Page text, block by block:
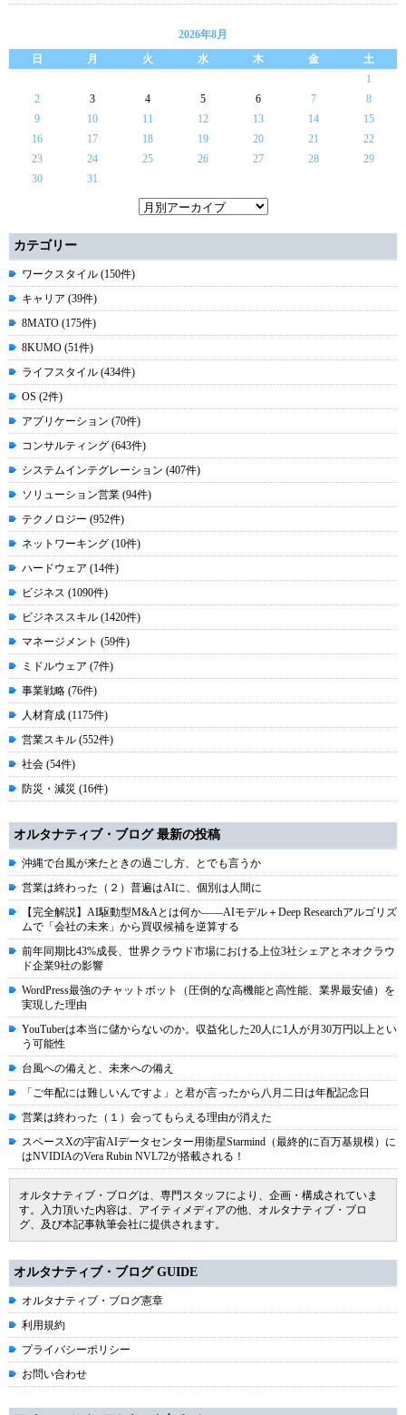
2026年8月
日
月 火 水 木 金
土
1
2
3 4 5 6 7
8
9
10 11 12 13 14
15
16
17 18 19 20 21
22
23
24 25 26 27 28
29
30
31
カテゴリー
ワークスタイル (150件)
キャリア (39件)
8MATO (175件)
8KUMO (51件)
ライフスタイル (434件)
OS (2件)
アプリケーション (70件)
コンサルティング (643件)
システムインテグレーション (407件)
ソリューション営業 (94件)
テクノロジー (952件)
ネットワーキング (10件)
ハードウェア (14件)
ビジネス (1090件)
ビジネススキル (1420件)
マネージメント (59件)
ミドルウェア (7件)
事業戦略 (76件)
人材育成 (1175件)
営業スキル (552件)
社会 (54件)
防災・減災 (16件)
オルタナティブ・ブログ 最新の投稿
沖縄で台風が来たときの過ごし方、とでも言うか
営業は終わった（２）普遍はAIに、個別は人間に
【完全解説】AI駆動型M&Aとは何か――AIモデル＋Deep Researchアルゴリズ
ムで「会社の未来」から買収候補を逆算する
前年同期比43%成長、世界クラウド市場における上位3社シェアとネオクラウ
ド企業9社の影響
WordPress最強のチャットボット（圧倒的な高機能と高性能、業界最安値）を
実現した理由
YouTuberは本当に儲からないのか。収益化した20人に1人が月30万円以上とい
う可能性
台風への備えと、未来への備え
「ご年配には難しいんですよ」と君が言ったから八月二日は年配記念日
営業は終わった（１）会ってもらえる理由が消えた
スペースXの宇宙AIデータセンター用衛星Starmind（最終的に百万基規模）に
はNVIDIAのVera Rubin NVL72が搭載される！
オルタナティブ・ブログは、専門スタッフにより、企画・構成されていま
す。入力頂いた内容は、アイティメディアの他、オルタナティブ・ブロ
グ、及び本記事執筆会社に提供されます。
オルタナティブ・ブログ GUIDE
オルタナティブ・ブログ憲章
利用規約
プライバシーポリシー
お問い合わせ